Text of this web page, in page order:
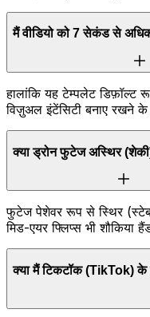
मैं वीडियो को 7 सेकंड से
हालांकि यह टेम्पलेट
विज़ुअल इंटेंसिटी बनाए रखने
क्या ड्रोन फुटेज अस्थिर
फुटेज पेशेवर रूप से स्थिर
मिड-एयर फ्लिप्स भी
क्या मैं टिकटॉक (TikTok) के